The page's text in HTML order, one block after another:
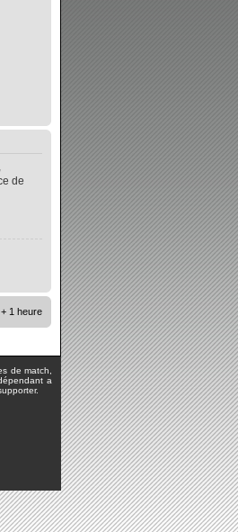
de
1 heure
de match,
a